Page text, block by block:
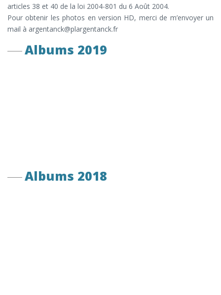
articles 38 et 40 de la loi 2004-801 du 6 Août 2004.
Pour obtenir les photos en version HD, merci de m’envoyer un
mail à argentanck@plargentanck.fr
Albums 2019
Albums 2018